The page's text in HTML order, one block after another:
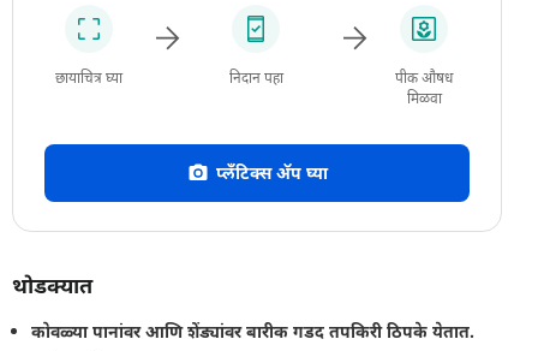
छायाचित्र घ्या निदान पहा
पीक औषध
मिळवा
प्लँटिक्स अ‍ॅप घ्या
थोडक्यात
कोवळ्या पानांवर आणि शेंड्यांवर बारीक गडद तपकिरी ठिपके येतात.